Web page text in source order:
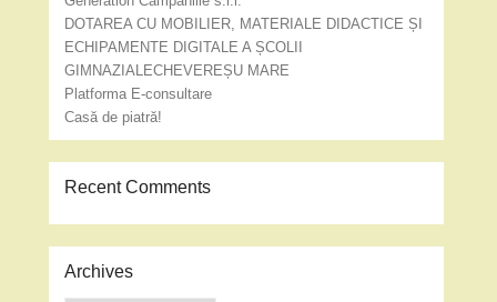
DOTAREA CU MOBILIER, MATERIALE DIDACTICE ȘI
ECHIPAMENTE DIGITALE A ȘCOLII
GIMNAZIALECHEVEREȘU MARE
Platforma E-consultare
Casă de piatră!
Recent Comments
Archives